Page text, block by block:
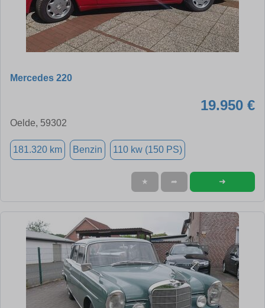
Mercedes 220
19.950 €
Oelde, 59302
181.320 km Benzin 110 kw (150 PS)
★ ➦ ➜